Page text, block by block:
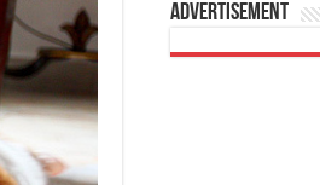
Advertisement